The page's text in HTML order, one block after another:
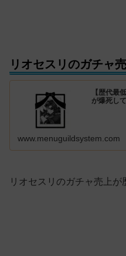
リオセスリのガチャ
【歴代最
が爆死し
www.menuguildsystem.com
リオセスリのガチャ売上が